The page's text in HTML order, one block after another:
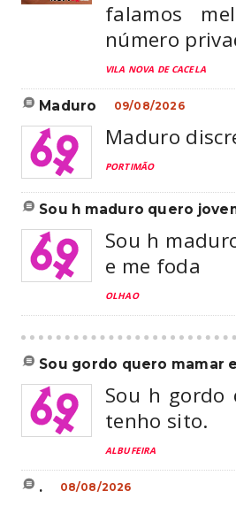
falamos
número
VILA NOVA DE CACELA
maduro 09/08/2026
Maduro
PORTIMÃO
sou h maduro quero
Sou h
e me foda
OLHAO
Sou h gordo
tenho sito.
ALBUFEIRA
. 08/08/2026